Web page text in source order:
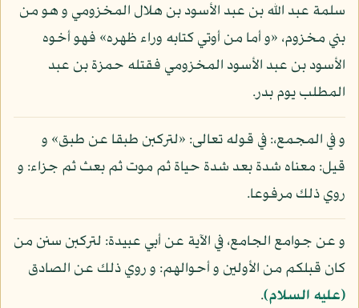
سلمة عبد الله بن عبد الأسود بن هلال المخزومي و هو من
بني مخزوم، «و أما من أوتي كتابه وراء ظهره» فهو أخوه
الأسود بن عبد الأسود المخزومي فقتله حمزة بن عبد
المطلب يوم بدر.
و في المجمع،: في قوله تعالى: «لتركبن طبقا عن طبق» و
قيل: معناه شدة بعد شدة حياة ثم موت ثم بعث ثم جزاء: و
روي ذلك مرفوعا.
و عن جوامع الجامع، في الآية عن أبي عبيدة: لتركبن سنن من
كان قبلكم من الأولين و أحوالهم: و روي ذلك عن الصادق
(عليه السلام).